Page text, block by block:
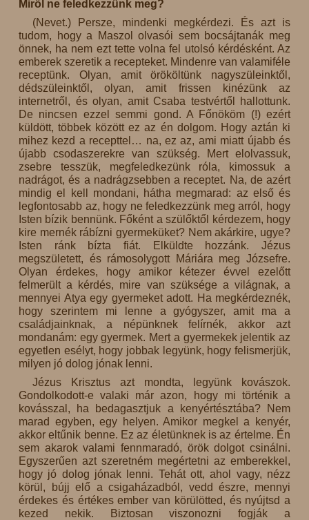
Miről ne feledkezzünk meg?
(Nevet.) Persze, mindenki megkérdezi. És azt is
tudom, hogy a Maszol olvasói sem bocsájtanák meg
önnek, ha nem ezt tette volna fel utolsó kérdésként. Az
emberek szeretik a recepteket. Mindenre van valamiféle
receptünk. Olyan, amit örököltünk nagyszüleinktől,
dédszüleinktől, olyan, amit frissen kinézünk az
internetről, és olyan, amit Csaba testvértől hallottunk.
De nincsen ezzel semmi gond. A Főnököm (!) ezért
küldött, többek között ez az én dolgom. Hogy aztán ki
mihez kezd a recepttel… na, ez az, ami miatt újabb és
újabb csodaszerekre van szükség. Mert elolvassuk,
zsebre tesszük, megfeledkezünk róla, kimossuk a
nadrágot, és a nadrágzsebben a receptet. Na, de azért
mindig el kell mondani, hátha megmarad: az első és
legfontosabb az, hogy ne feledkezzünk meg arról, hogy
Isten bízik bennünk. Főként a szülőktől kérdezem, hogy
kire mernék rábízni gyermeküket? Nem akárkire, ugye?
Isten ránk bízta fiát. Elküldte hozzánk. Jézus
megszületett, és rámosolygott Máriára meg Józsefre.
Olyan érdekes, hogy amikor kétezer évvel ezelőtt
felmerült a kérdés, mire van szüksége a világnak, a
mennyei Atya egy gyermeket adott. Ha megkérdeznék,
hogy szerintem mi lenne a gyógyszer, amit ma a
családjainknak, a népünknek felírnék, akkor azt
mondanám: egy gyermek. Mert a gyermekek jelentik az
egyetlen esélyt, hogy jobbak legyünk, hogy felismerjük,
milyen jó dolog jónak lenni.
Jézus Krisztus azt mondta, legyünk kovászok.
Gondolkodott-e valaki már azon, hogy mi történik a
kovásszal, ha bedagasztjuk a kenyértésztába? Nem
marad egyben, egy helyen. Amikor megkel a kenyér,
akkor eltűnik benne. Ez az életünknek is az értelme. Én
sem akarok valami fennmaradó, örök dolgot csinálni.
Egyszerűen azt szeretném megértetni az emberekkel,
hogy jó dolog jónak lenni. Tehát ott, ahol vagy, nézz
körül, bújj elő a csigaházadból, vedd észre, mennyi
érdekes és értékes ember van körülötted, és nyújtsd a
kezed nekik. Biztosan viszonozni fogják a